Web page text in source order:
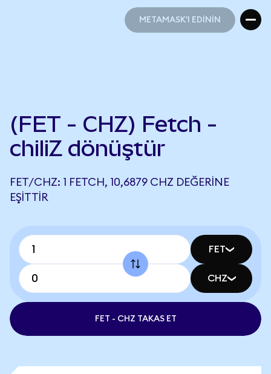
METAMASK'I EDİNİN
(FET - CHZ) Fetch -
chiliZ dönüştür
FET/CHZ: 1 FETCH, 10,6879 CHZ DEĞERINE
EŞITTIR
FET
CHZ
FET - CHZ TAKAS ET